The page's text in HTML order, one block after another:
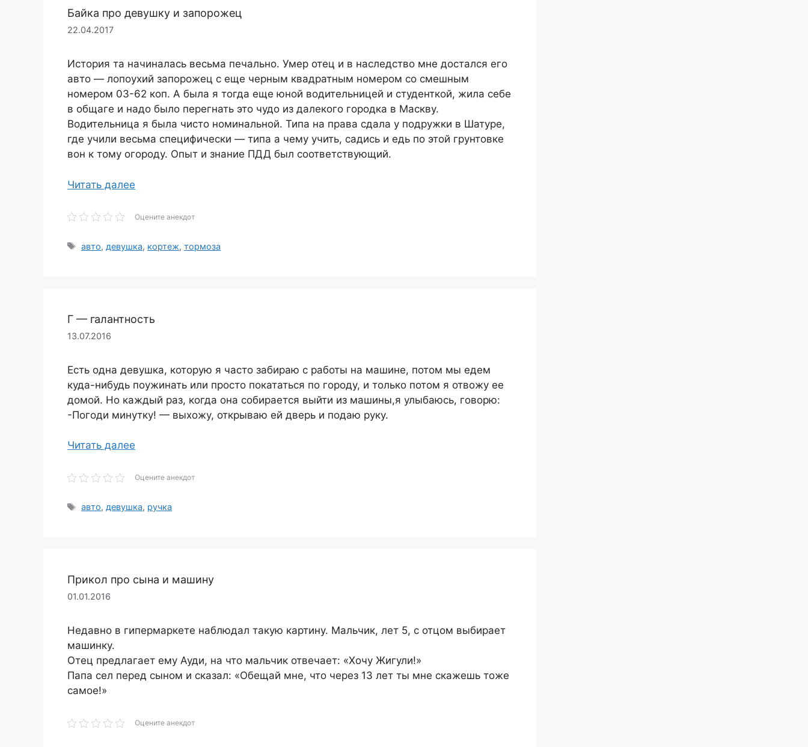
Байка про девушку и запорожец
22.04.2017
История та начиналась весьма печально. Умер отец и в наследство мне достался его
авто — лопоухий запорожец с еще черным квадратным номером со смешным
номером 03-62 коп. А была я тогда еще юной водительницей и студенткой, жила себе
в общаге и надо было перегнать это чудо из далекого городка в Маскву.
Водительница я была чисто номинальной. Типа на права сдала у подружки в Шатуре,
где учили весьма специфически — типа а чему учить, садись и едь по этой грунтовке
вон к тому огороду. Опыт и знание ПДД был соответствующий.
Читать далее
Оцените анекдот
Метки
авто, девушка, кортеж,тормоза
Г — галантность
13.07.2016
Есть одна девушка, которую я часто забираю с работы на машине, потом мы едем
куда-нибудь поужинать или просто покататься по городу, и только потом я отвожу ее
домой. Но каждый раз, когда она собирается выйти из машины,я улыбаюсь, говорю:
-Погоди минутку! — выхожу, открываю ей дверь и подаю руку.
Читать далее
Оцените анекдот
Метки
авто, девушка, ручка
Прикол про сына и машину
01.01.2016
Недавно в гипермаркете наблюдал такую картину. Мальчик, лет 5, с отцом выбирает
машинку.
Отец предлагает ему Ауди, на что мальчик отвечает: «Хочу Жигули!»
Папа сел перед сыном и сказал: «Обещай мне, что через 13 лет ты мне скажешь тоже
самое!»
Оцените анекдот